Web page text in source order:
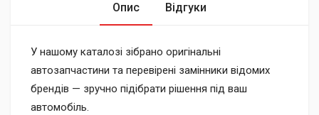
Опис Відгуки
У нашому каталозі зібрано оригінальні
автозапчастини та перевірені замінники відомих
брендів — зручно підібрати рішення під ваш
автомобіль.